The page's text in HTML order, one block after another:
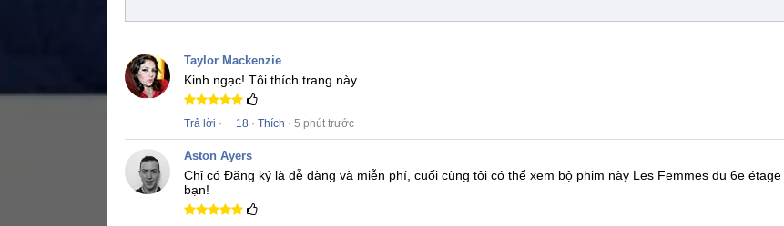
Taylor Mackenzie
Kinh ngạc! Tôi thích trang này
Trả lời · 18 · Thích · 5 phút trước
Aston Ayers
Chỉ có Đăng ký là dễ dàng và miễn phí, cuối cùng tôi có thể xem bộ phim này Les Femmes du 6e étage
bạn!